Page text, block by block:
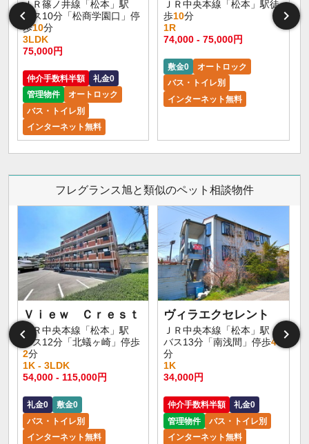
ＪＲ篠ノ井線「松本」駅
バス10分「松商学園口」停
歩10分
3LDK
75,000円
仲介手数料半額
礼金0
管理物件
オートロック
バス・トイレ別
インターネット無料
ＪＲ中央本線「松本」駅徒
歩10分
1R
74,000 - 75,000円
敷金0
オートロック
バス・トイレ別
インターネット無料
フレグランス旭と類似のペット相談物件
Ｖｉｅｗ Ｃｒｅｓｔ
ＪＲ中央本線「松本」駅
バス12分「北蟻ヶ崎」停歩
2分
1K - 3LDK
54,000 - 115,000円
礼金0
敷金0
バス・トイレ別
インターネット無料
ヴィラエクセレント
ＪＲ中央本線「松本」駅
バス13分「南浅間」停歩4
分
1K
34,000円
仲介手数料半額
礼金0
管理物件
バス・トイレ別
インターネット無料